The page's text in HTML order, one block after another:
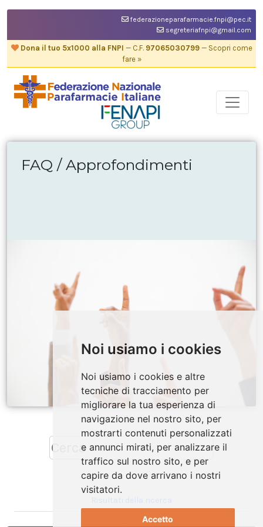
Noi usiamo i cookies
Noi usiamo i cookies e altre
tecniche di tracciamento per
migliorare la tua esperienza di
navigazione nel nostro sito, per
mostrarti contenuti personalizzati
e annunci mirati, per analizzare il
traffico sul nostro sito, e per
capire da dove arrivano i nostri
visitatori.
Accetto
federazioneparafarmacie.fnpi@pec.it
segreteriafnpi@gmail.com
Dona il tuo 5x1000 alla FNPI — C.F. 97065030799— Scopri come
fare »
FAQ / Approfondimenti
Risultati della ricerca